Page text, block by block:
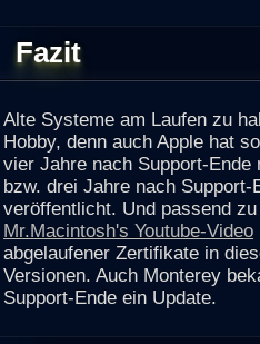
Fazit
Alte Systeme am Laufen zu
Hobby, denn auch Apple hat
vier Jahre nach Support-Ende
bzw. drei Jahre nach
veröffentlicht. Und passend
Mr.Macintosh's Youtube-Video
abgelaufener Zertifikate in
Versionen. Auch Monterey
Support-Ende ein Update.